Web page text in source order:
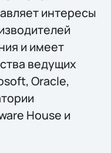
интересы
и имеет
ведущих
Oracle,
House и